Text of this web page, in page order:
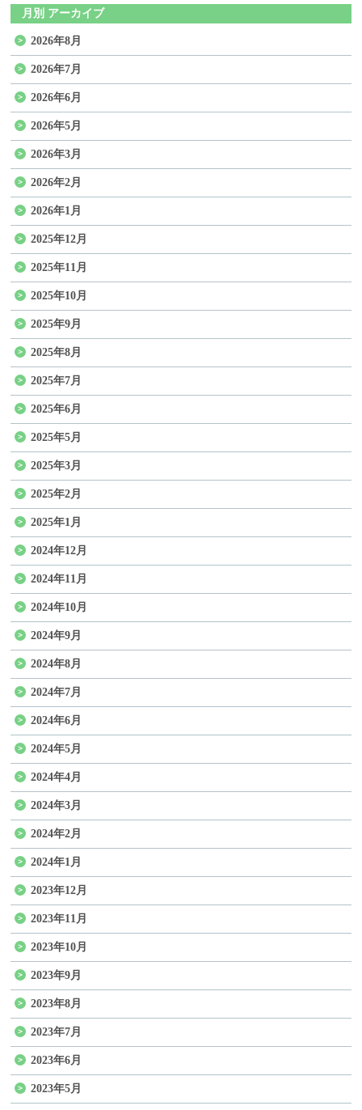
月別 アーカイブ
2026年8月
2026年7月
2026年6月
2026年5月
2026年3月
2026年2月
2026年1月
2025年12月
2025年11月
2025年10月
2025年9月
2025年8月
2025年7月
2025年6月
2025年5月
2025年3月
2025年2月
2025年1月
2024年12月
2024年11月
2024年10月
2024年9月
2024年8月
2024年7月
2024年6月
2024年5月
2024年4月
2024年3月
2024年2月
2024年1月
2023年12月
2023年11月
2023年10月
2023年9月
2023年8月
2023年7月
2023年6月
2023年5月